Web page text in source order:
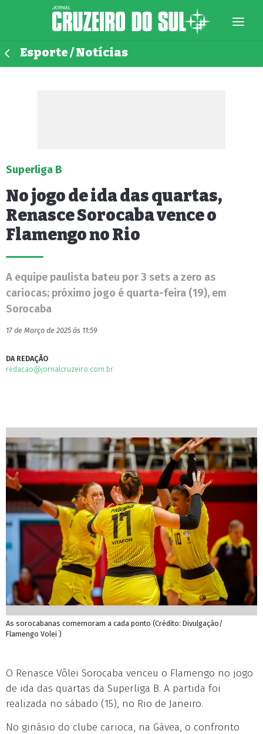
Esporte / Notícias
Superliga B
No jogo de ida das quartas,
Renasce Sorocaba vence o
Flamengo no Rio
A equipe paulista bateu por 3 sets a zero as
cariocas; próximo jogo é quarta-feira (19), em
Sorocaba
17 de Março de 2025 às 11:59
DA REDAÇÃO
redacao@jornalcruzeiro.com.br
As sorocabanas comemoram a cada ponto (Crédito: Divulgação/
Flamengo Volei )
O Renasce Vôlei Sorocaba venceu o Flamengo no jogo
de ida das quartas da Superliga B. A partida foi
realizada no sábado (15), no Rio de Janeiro.
No ginásio do clube carioca, na Gávea, o confronto